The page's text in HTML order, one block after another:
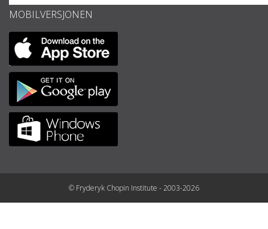
MOBILVERSJONEN
© Fryderyk Chopin Institute - 2003-2026